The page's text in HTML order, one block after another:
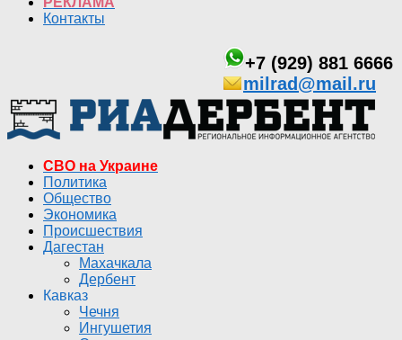
Контакты
+7 (929) 881 6666
milrad@mail.ru
СВО на Украине
Политика
Общество
Экономика
Происшествия
Дагестан
Махачкала
Дербент
Кавказ
Чечня
Ингушетия